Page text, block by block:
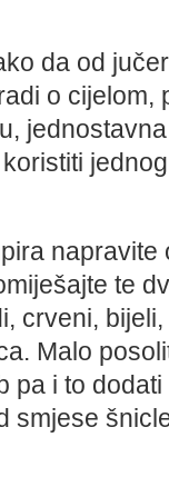
da od
o cijelom,
te
crveni,
Malo
pa i to
smjese